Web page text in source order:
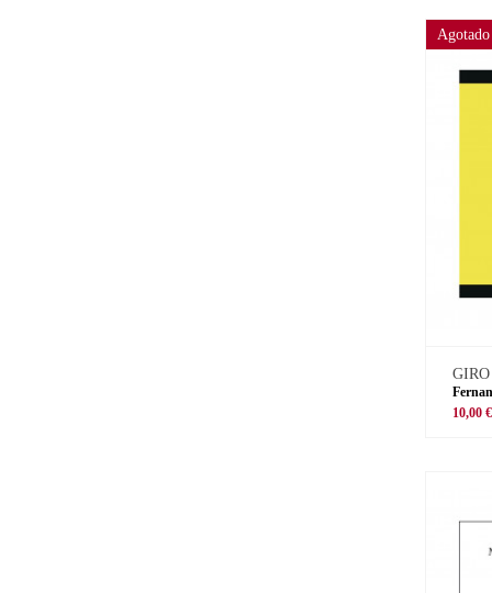
Agotado
10,00 €